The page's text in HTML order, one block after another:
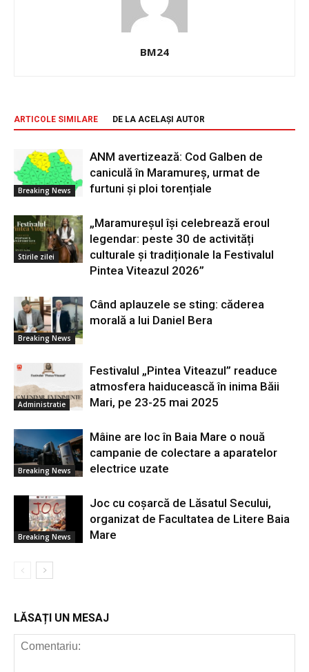
BM24
ARTICOLE SIMILARE DE LA ACELAȘI AUTOR
Breaking News
ANM avertizează: Cod Galben de
caniculă în Maramureș, urmat de
furtuni și ploi torențiale
Stirile zilei
„Maramureșul își celebrează eroul
legendar: peste 30 de activități
culturale și tradiționale la Festivalul
Pintea Viteazul 2026”
Breaking News
Când aplauzele se sting: căderea
morală a lui Daniel Bera
Administratie
Festivalul „Pintea Viteazul” readuce
atmosfera haiducească în inima Băii
Mari, pe 23-25 mai 2025
Breaking News
Mâine are loc în Baia Mare o nouă
campanie de colectare a aparatelor
electrice uzate
Breaking News
Joc cu coșarcă de Lăsatul Secului,
organizat de Facultatea de Litere Baia
Mare
LĂSAȚI UN MESAJ